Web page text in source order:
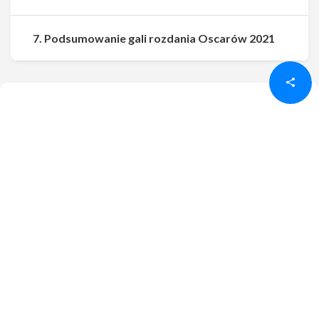
Udostępnij Udostępnij
7. Podsumowanie gali rozdania Oscarów 2021